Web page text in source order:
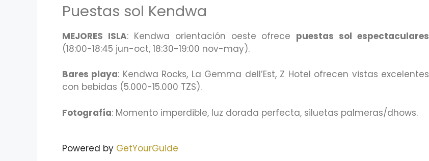
Puestas sol Kendwa
MEJORES ISLA: Kendwa orientación oeste ofrece puestas sol espectaculares
(18:00-18:45 jun-oct, 18:30-19:00 nov-may).
Bares playa: Kendwa Rocks, La Gemma dell’Est, Z Hotel ofrecen vistas excelentes
con bebidas (5.000-15.000 TZS).
Fotografía: Momento imperdible, luz dorada perfecta, siluetas palmeras/dhows.
Powered by GetYourGuide